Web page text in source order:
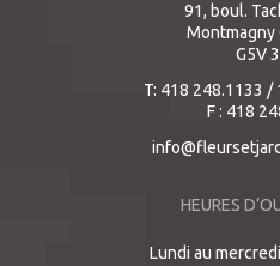
91, boul.
Montmagny
G5V
T: 418 248.1133 /
F : 418
HEURES
Lundi au